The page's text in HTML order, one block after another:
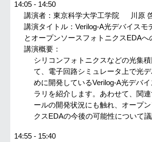
14:05 - 14:50
講演者：東京科学大学工学院
川原
講演タイトル：Verilog-A光デバイスモ
とオープンソースフォトニクスEDAへ
講演概要：
シリコンフォトニクスなどの光集
て、電子回路シミュレータ上で光
めに開発しているVerilog-A光デバ
ラリを紹介します。あわせて、関
ールの開発状況にも触れ、オープ
クスEDAの今後の可能性について
14:55 - 15:40